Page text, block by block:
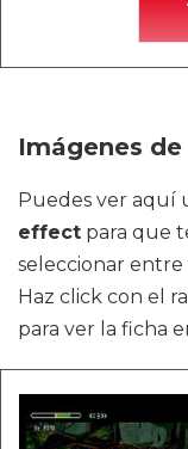
Imágenes
Puedes ver aquí
effect para que
seleccionar entre
Haz click con el
para ver la ficha